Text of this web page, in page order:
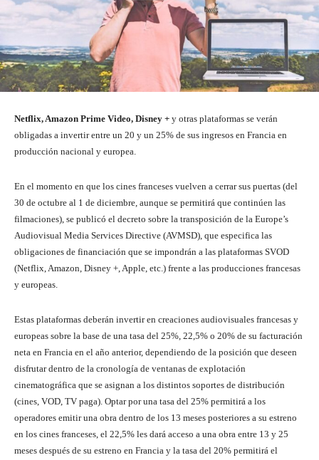
Netflix, Amazon Prime Video, Disney + y otras plataformas se verán
obligadas a invertir entre un 20 y un 25% de sus ingresos en Francia en
producción nacional y europea.
En el momento en que los cines franceses vuelven a cerrar sus puertas (del
30 de octubre al 1 de diciembre, aunque se permitirá que continúen las
filmaciones), se publicó el decreto sobre la transposición de la Europe’s
Audiovisual Media Services Directive (AVMSD), que especifica las
obligaciones de financiación que se impondrán a las plataformas SVOD
(Netflix, Amazon, Disney +, Apple, etc.) frente a las producciones francesas
y europeas.
Estas plataformas deberán invertir en creaciones audiovisuales francesas y
europeas sobre la base de una tasa del 25%, 22,5% o 20% de su facturación
neta en Francia en el año anterior, dependiendo de la posición que deseen
disfrutar dentro de la cronología de ventanas de explotación
cinematográfica que se asignan a los distintos soportes de distribución
(cines, VOD, TV paga). Optar por una tasa del 25% permitirá a los
operadores emitir una obra dentro de los 13 meses posteriores a su estreno
en los cines franceses, el 22,5% les dará acceso a una obra entre 13 y 25
meses después de su estreno en Francia y la tasa del 20% permitirá el